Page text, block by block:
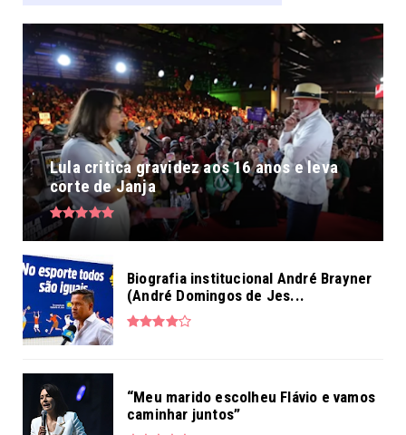
Lula critica gravidez aos 16 anos e leva
corte de Janja
Biografia institucional André Brayner
(André Domingos de Jes...
“Meu marido escolheu Flávio e vamos
caminhar juntos”